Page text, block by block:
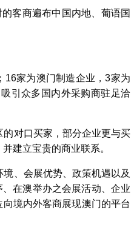
客商遍布中国内地、葡语国
16家为澳门制造企业，3家为
引众多国内外采购商驻足洽
对口买家，部分企业更与买
建立宝贵的商业联系。
、会展优势、政策机遇以及
在澳举办之会展活动、企业
境内外客商展现澳门的平台